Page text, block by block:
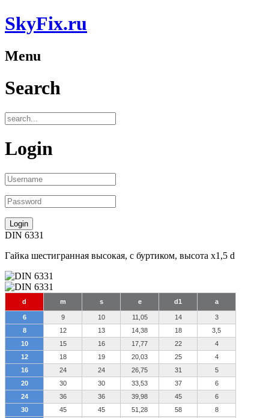
SkyFix.ru
Menu
Search
Login
DIN 6331
Гайка шестигранная высокая, с буртиком, высота х1,5 d
d m s e d1 a
6 9 10 11,05 14
3
8
12 13 14,38 18
3,5
10
15 16 17,77 22
4
12
18 19 20,03 25
4
16
24 24 26,75 31
5
20
30 30 33,53 37
6
24
36 36 39,98 45
6
30
45 45 51,28 58
8